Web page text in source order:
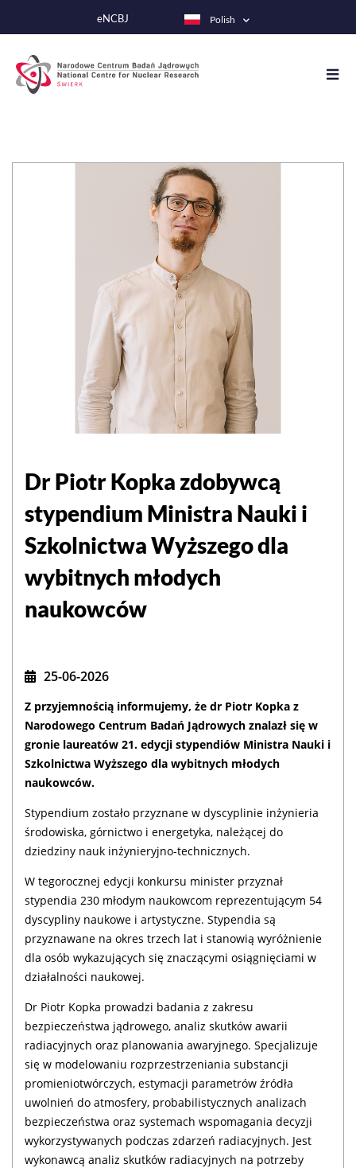
do
eNCBJ Polish
Dr Piotr Kopka zdobywcą
stypendium Ministra Nauki i
Szkolnictwa Wyższego dla
wybitnych młodych
naukowców
25-06-2026
Z przyjemnością informujemy, że dr Piotr Kopka z
Narodowego Centrum Badań Jądrowych znalazł się w
gronie laureatów 21. edycji stypendiów Ministra Nauki i
Szkolnictwa Wyższego dla wybitnych młodych
naukowców.
Stypendium zostało przyznane w dyscyplinie inżynieria
środowiska, górnictwo i energetyka, należącej do
dziedziny nauk inżynieryjno-technicznych.
W tegorocznej edycji konkursu minister przyznał
stypendia 230 młodym naukowcom reprezentującym 54
dyscypliny naukowe i artystyczne. Stypendia są
przyznawane na okres trzech lat i stanowią wyróżnienie
dla osób wykazujących się znaczącymi osiągnięciami w
działalności naukowej.
Dr Piotr Kopka prowadzi badania z zakresu
bezpieczeństwa jądrowego, analiz skutków awarii
radiacyjnych oraz planowania awaryjnego. Specjalizuje
się w modelowaniu rozprzestrzeniania substancji
promieniotwórczych, estymacji parametrów źródła
uwolnień do atmosfery, probabilistycznych analizach
bezpieczeństwa oraz systemach wspomagania decyzji
wykorzystywanych podczas zdarzeń radiacyjnych. Jest
wykonawcą analiz skutków radiacyjnych na potrzeby